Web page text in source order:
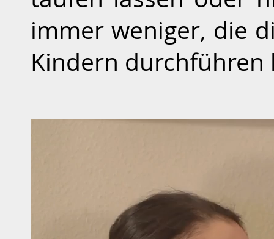
immer weniger, die
Kindern durchführen